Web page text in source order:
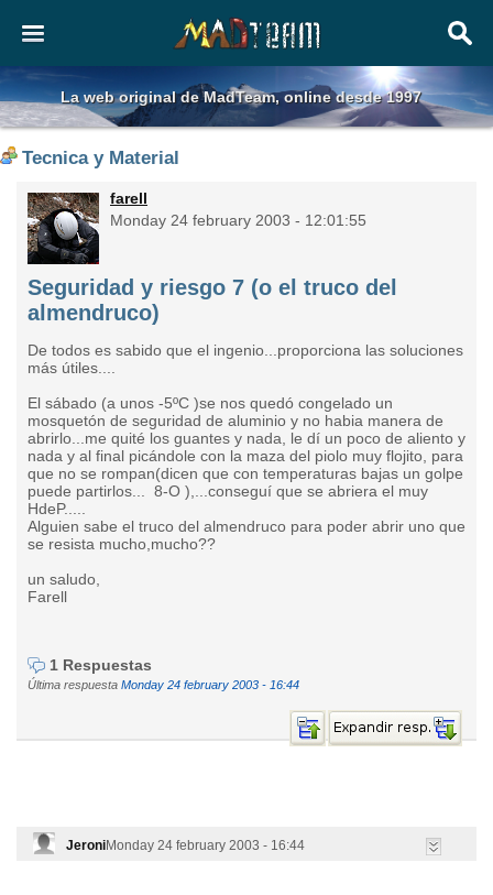
La web original de MadTeam, online desde 1997
Tecnica y Material
farell
Monday 24 february 2003 - 12:01:55
Seguridad y riesgo 7 (o el truco del
almendruco)
De todos es sabido que el ingenio...proporciona las soluciones
más útiles....
El sábado (a unos -5ºC )se nos quedó congelado un
mosquetón de seguridad de aluminio y no habia manera de
abrirlo...me quité los guantes y nada, le dí un poco de aliento y
nada y al final picándole con la maza del piolo muy flojito, para
que no se rompan(dicen que con temperaturas bajas un golpe
puede partirlos... 8-O ),...conseguí que se abriera el muy
HdeP.....
Alguien sabe el truco del almendruco para poder abrir uno que
se resista mucho,mucho??
un saludo,
Farell
1 Respuestas
Última respuesta Monday 24 february 2003 - 16:44
JeroniMonday 24 february 2003 - 16:44